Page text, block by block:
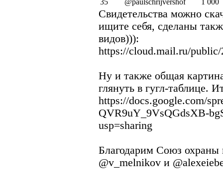
35
@paulschrijvershof 1 000
Свидетельства можно
ищите себя, сделаны
видов))):
https://cloud.mail.ru/
Ну и также общая
глянуть в гугл-таблице.
https://docs.google.com/
QVR9uY_9VsQGdsXB-
usp=sharing
Благодарим Союз охраны
@v_melnikov и